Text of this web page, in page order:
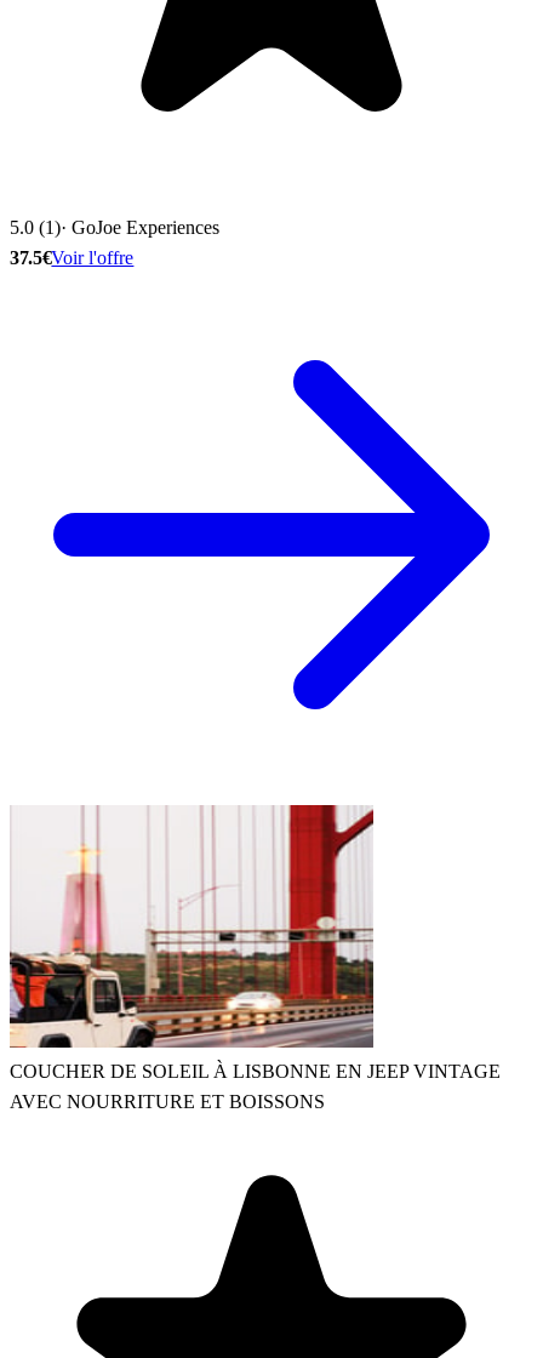
5.0 (1)· GoJoe Experiences
37.5€Voir l'offre
COUCHER DE SOLEIL À LISBONNE EN JEEP VINTAGE
AVEC NOURRITURE ET BOISSONS